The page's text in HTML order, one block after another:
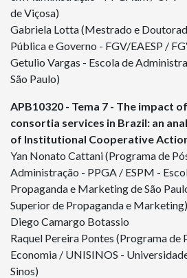
de Viçosa)
Gabriela Lotta (Mestrado e
Pública e Governo - FGV/EAESP /
Getulio Vargas - Escola de
São Paulo)
APB10320 - Tema 7 - The impact
consortia services in Brazil: an
of Institutional Cooperative
Yan Nonato Cattani (Programa de
Administração - PPGA / ESPM -
Propaganda e Marketing de São
Superior de Propaganda e Marketing)
Diego Camargo Botassio
Raquel Pereira Pontes (Programa de
Economia / UNISINOS -
Sinos)